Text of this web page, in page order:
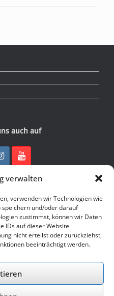
verwalten
verwenden wir Technologien wie
und/oder darauf
zustimmst, können wir Daten
IDs auf dieser Website
nicht erteilst oder zurückziehst,
beeinträchtigt werden.
auch auf